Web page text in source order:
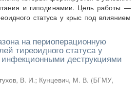
и гиподинамии. Цель работы —
статуса у крыс под влиянием
на периоперационную
тиреоидного статуса у
деструкциями
В. И.; Кунцевич, М. В. (БГМУ,